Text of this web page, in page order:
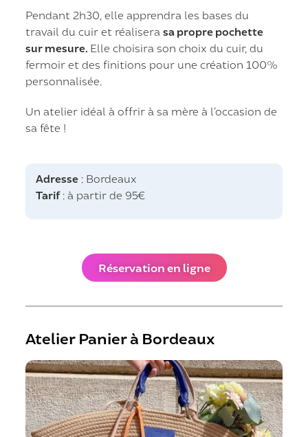
Pendant 2h30, elle apprendra les bases du
travail du cuir et réaliserasa propre pochette
sur mesure. Elle choisira son choix du cuir, du
fermoir et des finitions pour une création 100%
personnalisée.
Un atelier idéal à offrir à sa mère à l’occasion de
sa fête !
Adresse : Bordeaux
Tarif: à partir de 95€
Réservation en ligne
Atelier Panier à Bordeaux